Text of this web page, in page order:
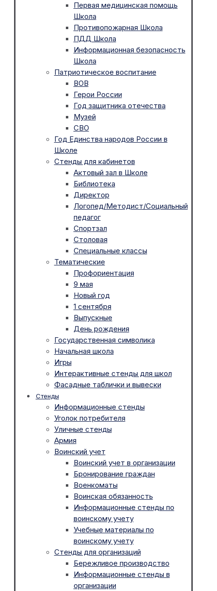
Первая медицинская помощь
Школа
Противопожарная Школа
ПДД Школа
Информационная безопасность
Школа
Патриотическое воспитание
ВОВ
Герои России
Год защитника отечества
Музей
СВО
Год Единства народов России в
Школе
Стенды для кабинетов
Актовый зал в Школе
Библиотека
Директор
Логопед/Методист/Социальный
педагог
Спортзал
Столовая
Специальные классы
Тематические
Профориентация
9 мая
Новый год
1 сентября
Выпускные
День рождения
Государственная символика
Начальная школа
Игры
Интерактивные стенды для школ
Фасадные таблички и вывески
Стенды
Информационные стенды
Уголок потребителя
Уличные стенды
Армия
Воинский учет
Воинский учет в организации
Бронирование граждан
Военкоматы
Воинская обязанность
Информационные стенды по
воинскому учету
Учебные материалы по
воинскому учету
Стенды для организаций
Бережливое производство
Информационные стенды в
организации